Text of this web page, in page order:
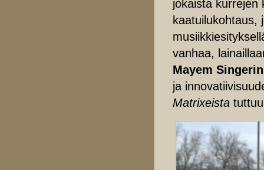
jokaista kurrejen
kaatuilukohtaus,
vanhaa,
Mayem Singerin
ja
Matrixeista